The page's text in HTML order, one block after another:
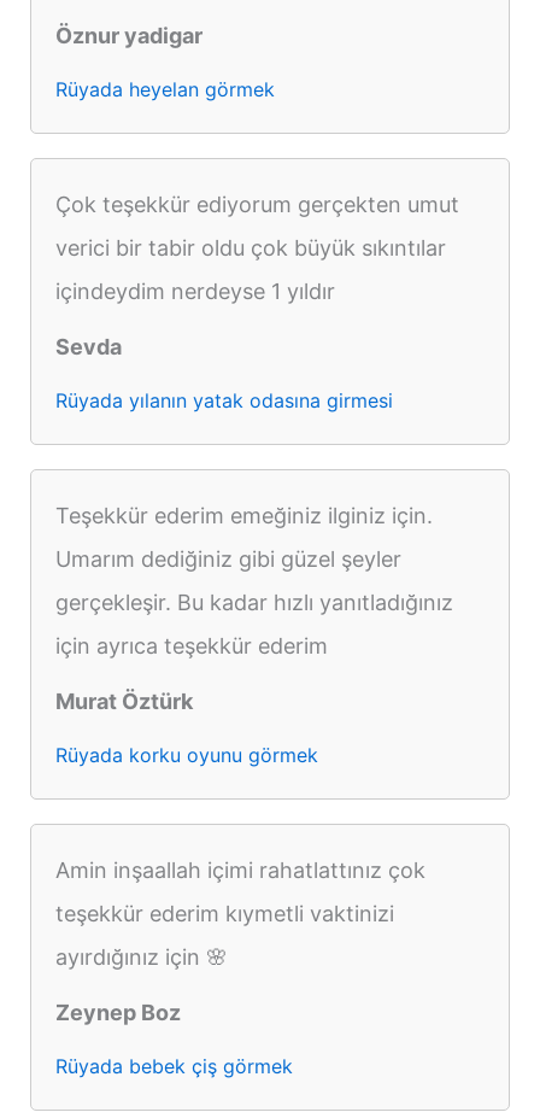
Öznur yadigar
Rüyada heyelan görmek
Çok teşekkür ediyorum gerçekten umut
verici bir tabir oldu çok büyük sıkıntılar
içindeydim nerdeyse 1 yıldır
Sevda
Rüyada yılanın yatak odasına girmesi
Teşekkür ederim emeğiniz ilginiz için.
Umarım dediğiniz gibi güzel şeyler
gerçekleşir. Bu kadar hızlı yanıtladığınız
için ayrıca teşekkür ederim
Murat Öztürk
Rüyada korku oyunu görmek
Amin inşaallah içimi rahatlattınız çok
teşekkür ederim kıymetli vaktinizi
ayırdığınız için 🌸
Zeynep Boz
Rüyada bebek çiş görmek